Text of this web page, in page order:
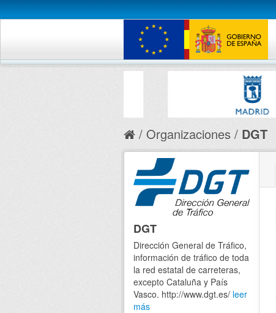
Organizaciones DGT
DGT
Dirección General de Tráfico,
información de tráfico de toda
la red estatal de carreteras,
excepto Cataluña y País
Vasco. http://www.dgt.es/ leer
más